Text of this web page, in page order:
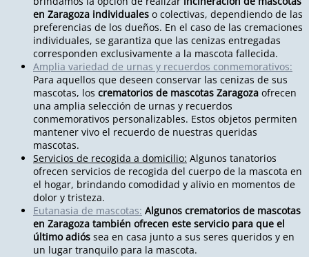
en Zaragoza individuales o colectivas, dependiendo de las
preferencias de los dueños. En el caso de las cremaciones
individuales, se garantiza que las cenizas entregadas
corresponden exclusivamente a la mascota fallecida.
Amplia variedad de urnas y recuerdos conmemorativos:
Para aquellos que deseen conservar las cenizas de sus
mascotas, los crematorios de mascotas Zaragoza ofrecen
una amplia selección de urnas y recuerdos
conmemorativos personalizables. Estos objetos permiten
mantener vivo el recuerdo de nuestras queridas
mascotas.
Servicios de recogida a domicilio: Algunos tanatorios
ofrecen servicios de recogida del cuerpo de la mascota en
el hogar, brindando comodidad y alivio en momentos de
dolor y tristeza.
Eutanasia de mascotas: Algunos crematorios de mascotas
en Zaragoza también ofrecen este servicio para que el
último adiós sea en casa junto a sus seres queridos y en
un lugar tranquilo para la mascota.